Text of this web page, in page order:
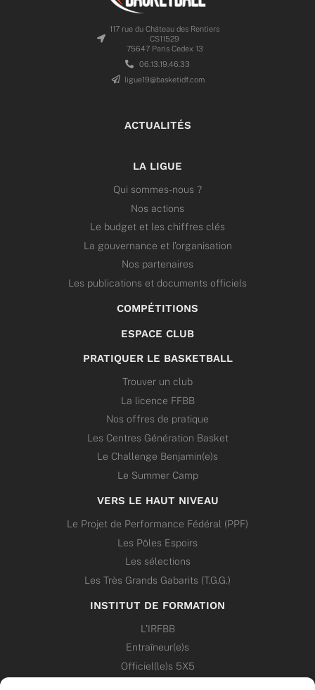
117 rue du Château des Rentiers
CS11529
75647 Paris Cedex 13
06.13.19.46.33
ligue19@basketidf.com
ACTUALITÉS
LA LIGUE
Qui sommes-nous ?
Nos actions
Le budget et les chiffres clés
La gouvernance et l’organisation
Nos partenaires
Les publications et documents officiels
COMPÉTITIONS
ESPACE CLUB
PRATIQUER LE BASKETBALL
Trouver un club
La licence FFBB
Nos offres de pratique
Les Centres Génération Basket
Le Challenge Benjamin(e)s
Le Summer Camp
VERS LE HAUT NIVEAU
Le Projet de Performance Fédéral (PPF)
Les Pôles Espoirs
Les sélections
Les Très Grands Gabarits (T.G.G.)
INSTITUT DE FORMATION
L’IRFBB
Entraîneur(e)s
Officiel(le)s 5X5